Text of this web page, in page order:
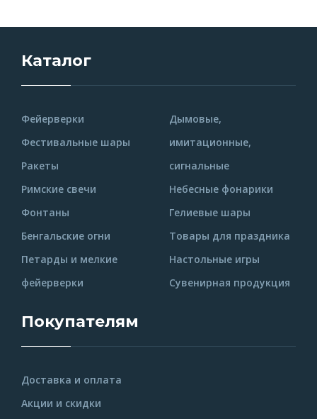
Каталог
Фейерверки
Фестивальные шары
Ракеты
Римские свечи
Фонтаны
Бенгальские огни
Петарды и мелкие
фейерверки
Дымовые,
имитационные,
сигнальные
Небесные фонарики
Гелиевые шары
Товары для праздника
Настольные игры
Сувенирная продукция
Покупателям
Доставка и оплата
Акции и скидки